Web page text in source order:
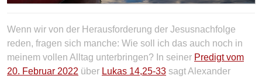
Wenn wir von der Herausforderung der Jesusnachfolge
reden, fragen sich manche: Wie soll ich das auch noch in
meinem vollen Alltag unterbringen? In seiner Predigt vom
20. Februar 2022 über Lukas 14,25-33 sagt Alexander